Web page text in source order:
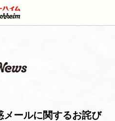
ールに関するお詫び